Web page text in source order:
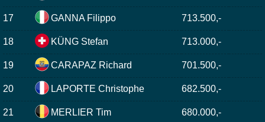
17 GANNA Filippo 713.500,-
18 KÜNG Stefan 713.000,-
19 CARAPAZ Richard 701.500,-
20 LAPORTE Christophe 682.500,-
21 MERLIER Tim 680.000,-